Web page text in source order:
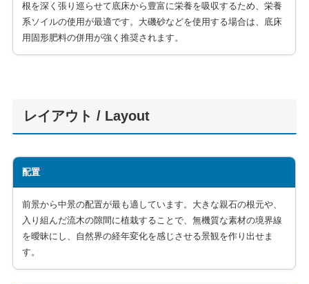
根を深く張り巡らせて底床から豊富に栄養を吸収するため、栄養
系ソイルの使用が最適です。大磯砂などを使用する場合は、底床
用固形肥料の併用が強く推奨されます。
レイアウト / Layout
配置
前景から中景の配置が最も適しています。大きな親石の根元や、
入り組んだ流木の隙間に植栽することで、無機質な素材の境界線
を曖昧にし、自然界の経年変化を感じさせる景観を作り出せま
す。